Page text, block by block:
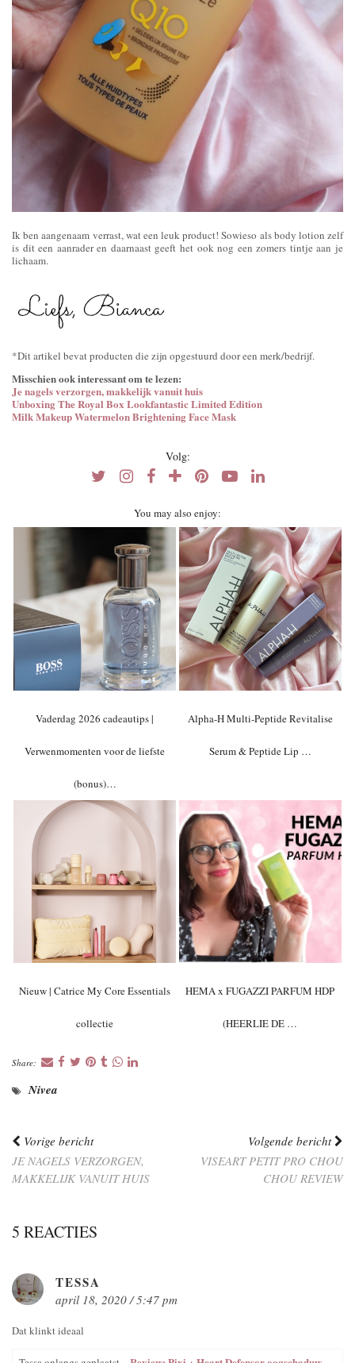
Ik ben aangenaam verrast, wat een leuk product! Sowieso als body lotion zelf
is dit een aanrader en daarnaast geeft het ook nog een zomers tintje aan je
lichaam.
*Dit artikel bevat producten die zijn opgestuurd door een merk/bedrijf.
Misschien ook interessant om te lezen:
Je nagels verzorgen, makkelijk vanuit huis
Unboxing The Royal Box Lookfantastic Limited Edition
Milk Makeup Watermelon Brightening Face Mask
Volg:
You may also enjoy:
Vaderdag 2026 cadeautips |
Verwenmomenten voor de liefste
(bonus)…
Alpha-H Multi-Peptide Revitalise
Serum & Peptide Lip …
Nieuw | Catrice My Core Essentials
collectie
HEMA x FUGAZZI PARFUM HDP
(HEERLIE DE …
Share:
Nivea
Vorige bericht
JE NAGELS VERZORGEN,
MAKKELIJK VANUIT HUIS
Volgende bericht
VISEART PETIT PRO CHOU
CHOU REVIEW
5 REACTIES
TESSA
april 18, 2020 / 5:47 pm
Dat klinkt ideaal